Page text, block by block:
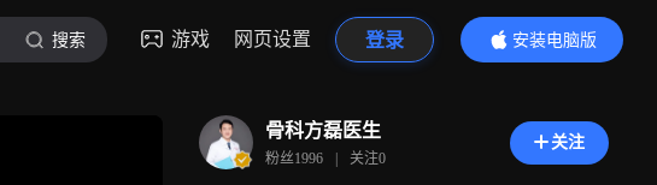
搜索 游戏 网页设置 登录
安装电脑版
内容更精彩
骨科方磊医生
粉丝1996 | 关注0
关注